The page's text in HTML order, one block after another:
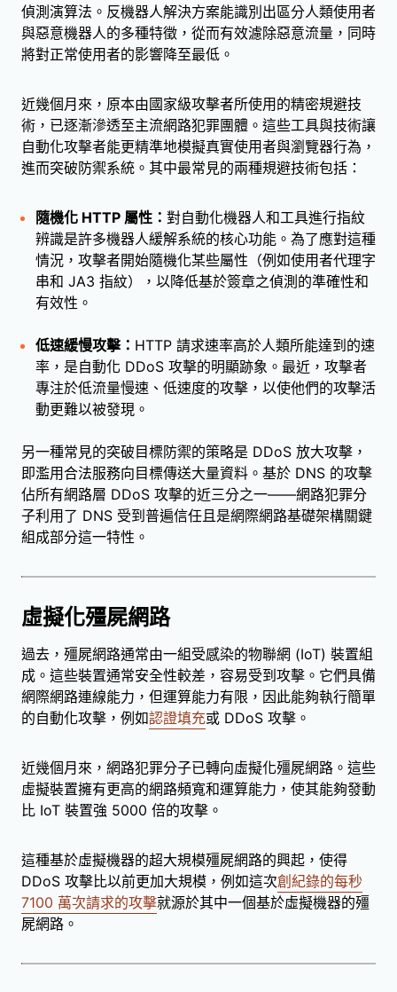
偵測演算法。反機器人解決方案能識別出區分人類使用者
與惡意機器人的多種特徵，從而有效濾除惡意流量，同時
將對正常使用者的影響降至最低。
近幾個月來，原本由國家級攻擊者所使用的精密規避技
術，已逐漸滲透至主流網路犯罪團體。這些工具與技術讓
自動化攻擊者能更精準地模擬真實使用者與瀏覽器行為，
進而突破防禦系統。其中最常見的兩種規避技術包括：
隨機化 HTTP 屬性： 對自動化機器人和工具進行指紋
辨識是許多機器人緩解系統的核心功能。為了應對這種
情況，攻擊者開始隨機化某些屬性（例如使用者代理字
串和 JA3 指紋），以降低基於簽章之偵測的準確性和
有效性。
低速緩慢攻擊： HTTP 請求速率高於人類所能達到的速
率，是自動化 DDoS 攻擊的明顯跡象。最近，攻擊者
專注於低流量慢速、低速度的攻擊，以使他們的攻擊活
動更難以被發現。
另一種常見的突破目標防禦的策略是 DDoS 放大攻擊，
即濫用合法服務向目標傳送大量資料。基於 DNS 的攻擊
佔所有網路層 DDoS 攻擊的近三分之一——網路犯罪分
子利用了 DNS 受到普遍信任且是網際網路基礎架構關鍵
組成部分這一特性。
虛擬化殭屍網路
過去，殭屍網路通常由一組受感染的物聯網 (IoT) 裝置組
成。這些裝置通常安全性較差，容易受到攻擊。它們具備
網際網路連線能力，但運算能力有限，因此能夠執行簡單
的自動化攻擊，例如認證填充或 DDoS 攻擊。
近幾個月來，網路犯罪分子已轉向虛擬化殭屍網路。這些
虛擬裝置擁有更高的網路頻寬和運算能力，使其能夠發動
比 IoT 裝置強 5000 倍的攻擊。
這種基於虛擬機器的超大規模殭屍網路的興起，使得
DDoS 攻擊比以前更加大規模，例如這次創紀錄的每秒
7100 萬次請求的攻擊就源於其中一個基於虛擬機器的殭
屍網路。